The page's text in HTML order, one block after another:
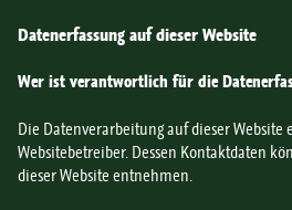
Datenerfassung auf dieser Website
Wer ist verantwortlich für die
Die Datenverarbeitung auf dieser Website
Websitebetreiber. Dessen Kontaktdaten
dieser Website entnehmen.